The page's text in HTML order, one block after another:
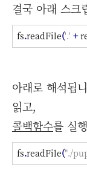
결국 아래 스크
fs.readFile('.' +
아래로 해석됩
읽고,
콜백함수를 실
fs.readFile("./